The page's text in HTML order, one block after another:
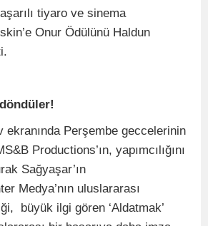
tiyaro ve sinema
Onur Ödülünü Haldun
ekranında Perşembe geccelerinin
Productions’ın, yapımcılığını
Sağyaşar’ın
Medya’nın uluslararası
büyük ilgi gören ‘Aldatmak’